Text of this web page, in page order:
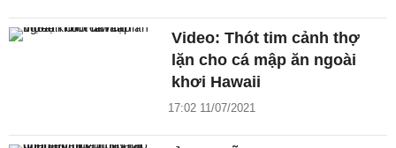
Video: Thót tim cảnh thợ
lặn cho cá mập ăn ngoài
khơi Hawaii
17:02 11/07/2021